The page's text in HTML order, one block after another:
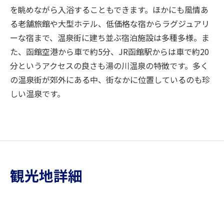
を眺めながら入浴することもできます。ほかにも風情あ
る老舗旅館や大型ホテル、低価格な宿からラグジュアリ
ーな宿まで、温泉街に建ち並ぶ宿泊施設は多種多様。ま
た、函館空港から車で約5分、JR函館駅からは車で約20
分というアクセスの良さも湯の川温泉の特徴です。多く
の温泉街が郊外にある中、街なかに位置しているのも珍
しい温泉です。
観光地詳細